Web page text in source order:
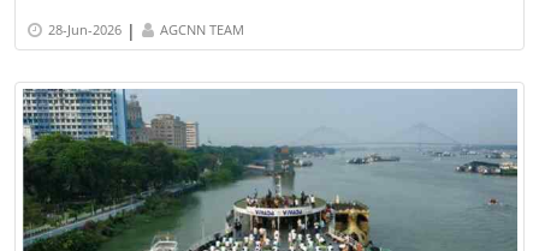
28-Jun-2026 | AGCNN TEAM